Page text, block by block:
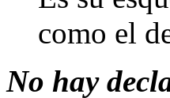
como el
No hay